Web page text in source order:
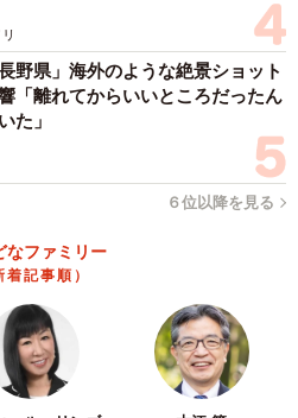
野県」海外のような絶景ショット
「離れてからいいところだったん
た」
６位以降を見る
なファミリー
着記事順）